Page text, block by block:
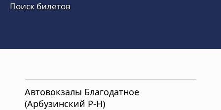
Поиск билетов
Автовокзалы Благодатное
(Арбузинский Р-Н)